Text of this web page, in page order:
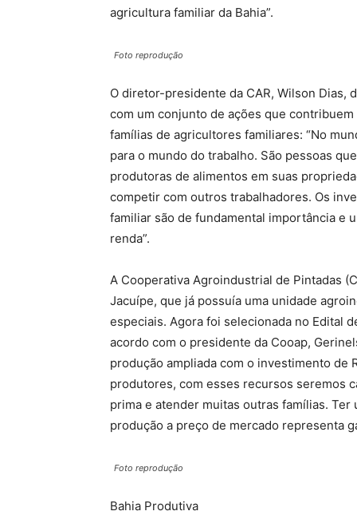
agricultura familiar da Bahia”.
Foto reprodução
O diretor-presidente da CAR, Wilson Dias,
com um conjunto de ações que
famílias de agricultores familiares: “No
para o mundo do trabalho. São pessoas
produtoras de alimentos em suas
competir com outros trabalhadores. Os
familiar são de fundamental importância e
renda”.
A Cooperativa Agroindustrial de Pintadas
Jacuípe, que já possuía uma unidade
especiais. Agora foi selecionada no Edital
acordo com o presidente da Cooap,
produção ampliada com o investimento de
produtores, com esses recursos seremos
prima e atender muitas outras famílias.
produção a preço de mercado representa
Foto reprodução
Bahia Produtiva